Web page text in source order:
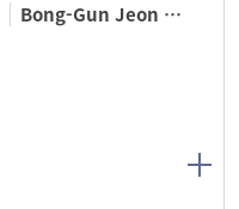
Bong-Gun Jeon Jeon,